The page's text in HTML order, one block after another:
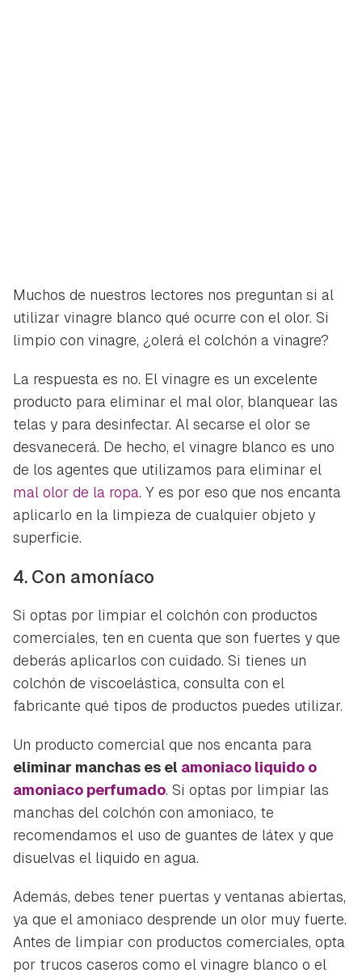
Muchos de nuestros lectores nos preguntan si al
utilizar vinagre blanco qué ocurre con el olor. Si
limpio con vinagre, ¿olerá el colchón a vinagre?
La respuesta es no. El vinagre es un excelente
producto para eliminar el mal olor, blanquear las
telas y para desinfectar. Al secarse el olor se
desvanecerá. De hecho, el vinagre blanco es uno
de los agentes que utilizamos para eliminar el
mal olor de la ropa. Y es por eso que nos encanta
aplicarlo en la limpieza de cualquier objeto y
superficie.
4. Con amoníaco
Si optas por limpiar el colchón con productos
comerciales, ten en cuenta que son fuertes y que
deberás aplicarlos con cuidado. Si tienes un
colchón de viscoelástica, consulta con el
fabricante qué tipos de productos puedes utilizar.
Un producto comercial que nos encanta para
eliminar manchas es el amoniaco liquido o
amoniaco perfumado. Si optas por limpiar las
manchas del colchón con amoniaco, te
recomendamos el uso de guantes de látex y que
disuelvas el liquido en agua.
Además, debes tener puertas y ventanas abiertas,
ya que el amoniaco desprende un olor muy fuerte.
Antes de limpiar con productos comerciales, opta
por trucos caseros como el vinagre blanco o el